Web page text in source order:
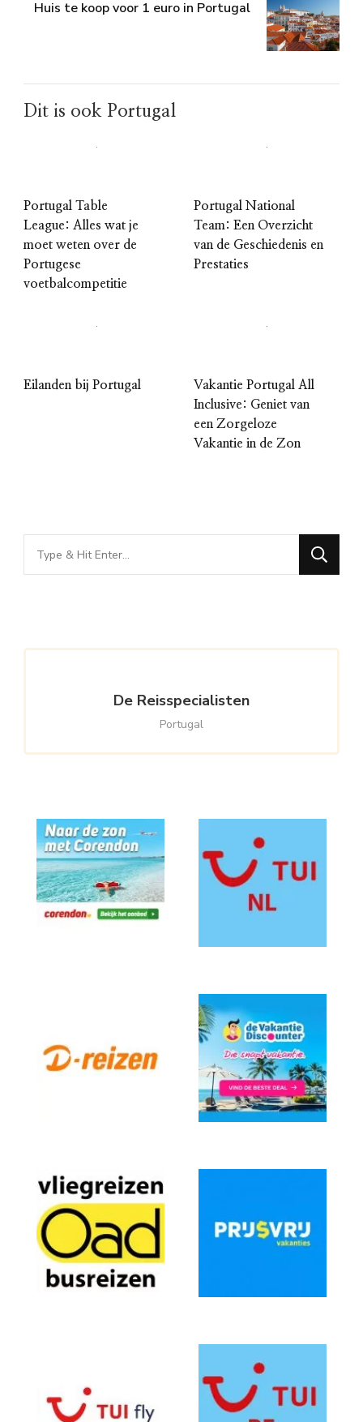
Huis te koop voor 1 euro in Portugal
Dit is ook Portugal
Portugal Table
League: Alles wat je
moet weten over de
Portugese
voetbalcompetitie
Portugal National
Team: Een Overzicht
van de Geschiedenis en
Prestaties
Eilanden bij Portugal
Vakantie Portugal All
Inclusive: Geniet van
een Zorgeloze
Vakantie in de Zon
Looking
for
De Reisspecialisten
Portugal